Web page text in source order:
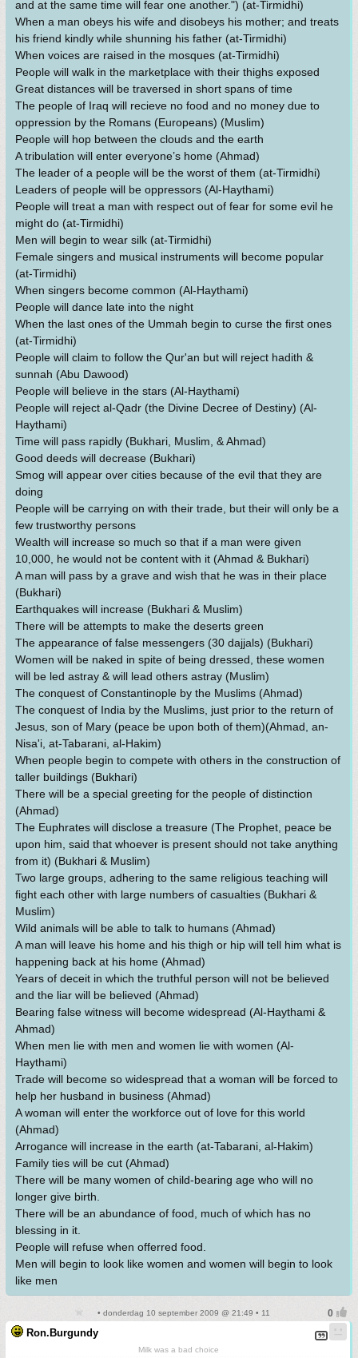
and at the same time will fear one another.") (at-Tirmidhi)
When a man obeys his wife and disobeys his mother; and treats
his friend kindly while shunning his father (at-Tirmidhi)
When voices are raised in the mosques (at-Tirmidhi)
People will walk in the marketplace with their thighs exposed
Great distances will be traversed in short spans of time
The people of Iraq will recieve no food and no money due to
oppression by the Romans (Europeans) (Muslim)
People will hop between the clouds and the earth
A tribulation will enter everyone’s home (Ahmad)
The leader of a people will be the worst of them (at-Tirmidhi)
Leaders of people will be oppressors (Al-Haythami)
People will treat a man with respect out of fear for some evil he
might do (at-Tirmidhi)
Men will begin to wear silk (at-Tirmidhi)
Female singers and musical instruments will become popular
(at-Tirmidhi)
When singers become common (Al-Haythami)
People will dance late into the night
When the last ones of the Ummah begin to curse the first ones
(at-Tirmidhi)
People will claim to follow the Qur'an but will reject hadith &
sunnah (Abu Dawood)
People will believe in the stars (Al-Haythami)
People will reject al-Qadr (the Divine Decree of Destiny) (Al-
Haythami)
Time will pass rapidly (Bukhari, Muslim, & Ahmad)
Good deeds will decrease (Bukhari)
Smog will appear over cities because of the evil that they are
doing
People will be carrying on with their trade, but their will only be a
few trustworthy persons
Wealth will increase so much so that if a man were given
10,000, he would not be content with it (Ahmad & Bukhari)
A man will pass by a grave and wish that he was in their place
(Bukhari)
Earthquakes will increase (Bukhari & Muslim)
There will be attempts to make the deserts green
The appearance of false messengers (30 dajjals) (Bukhari)
Women will be naked in spite of being dressed, these women
will be led astray & will lead others astray (Muslim)
The conquest of Constantinople by the Muslims (Ahmad)
The conquest of India by the Muslims, just prior to the return of
Jesus, son of Mary (peace be upon both of them)(Ahmad, an-
Nisa'i, at-Tabarani, al-Hakim)
When people begin to compete with others in the construction of
taller buildings (Bukhari)
There will be a special greeting for the people of distinction
(Ahmad)
The Euphrates will disclose a treasure (The Prophet, peace be
upon him, said that whoever is present should not take anything
from it) (Bukhari & Muslim)
Two large groups, adhering to the same religious teaching will
fight each other with large numbers of casualties (Bukhari &
Muslim)
Wild animals will be able to talk to humans (Ahmad)
A man will leave his home and his thigh or hip will tell him what is
happening back at his home (Ahmad)
Years of deceit in which the truthful person will not be believed
and the liar will be believed (Ahmad)
Bearing false witness will become widespread (Al-Haythami &
Ahmad)
When men lie with men and women lie with women (Al-
Haythami)
Trade will become so widespread that a woman will be forced to
help her husband in business (Ahmad)
A woman will enter the workforce out of love for this world
(Ahmad)
Arrogance will increase in the earth (at-Tabarani, al-Hakim)
Family ties will be cut (Ahmad)
There will be many women of child-bearing age who will no
longer give birth.
There will be an abundance of food, much of which has no
blessing in it.
People will refuse when offerred food.
Men will begin to look like women and women will begin to look
like men
• donderdag 10 september 2009 @ 21:49 • 11
Ron.Burgundy
Milk was a bad choice